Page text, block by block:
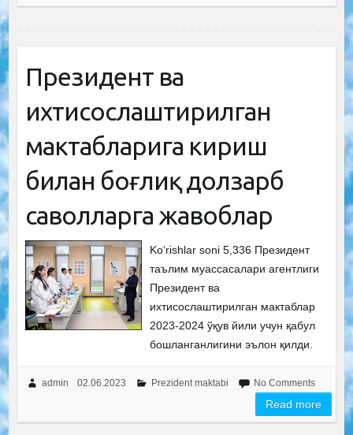
Президент ва
ихтисослаштирилган
мактабларига кириш
билан боғлиқ долзарб
саволларга жавоблар
Ko‘rishlar soni 5,336 Президент
таълим муассасалари агентлиги
Президент ва
ихтисослаштирилган мактаблар
2023-2024 ўқув йили учун қабул
бошланганлигини эълон қилди.
admin 02.06.2023 Prezident maktabi No Comments
Read more